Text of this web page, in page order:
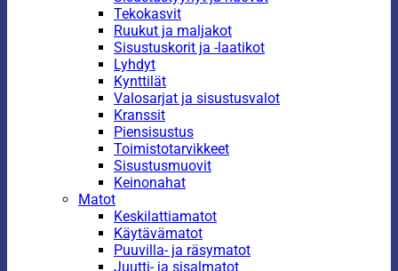
Tekokasvit
Ruukut ja maljakot
Sisustuskorit ja -laatikot
Lyhdyt
Kynttilät
Valosarjat ja sisustusvalot
Kranssit
Piensisustus
Toimistotarvikkeet
Sisustusmuovit
Keinonahat
Matot
Keskilattiamatot
Käytävämatot
Puuvilla- ja räsymatot
Juutti- ja sisalmatot